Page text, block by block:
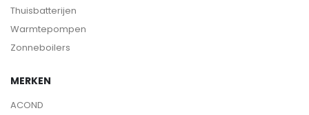
Thuisbatterijen
Warmtepompen
Zonneboilers
MERKEN
ACOND